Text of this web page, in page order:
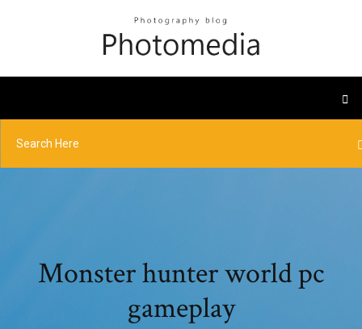
Monster hunter world pc
gameplay